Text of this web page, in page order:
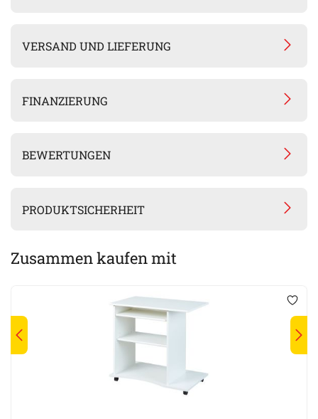
VERSAND UND LIEFERUNG
FINANZIERUNG
BEWERTUNGEN
PRODUKTSICHERHEIT
Zusammen kaufen mit